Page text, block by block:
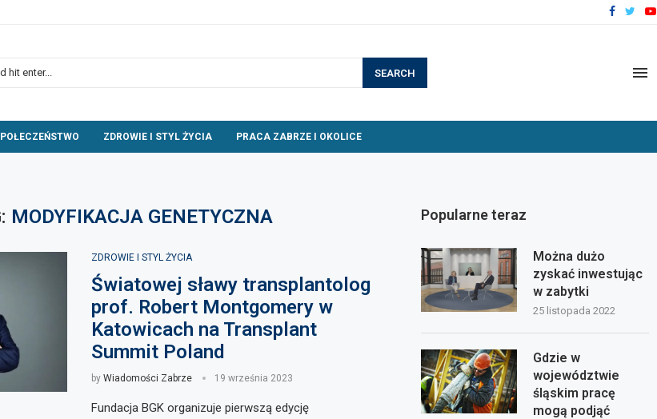
SEARCH
ZDROWIE I STYL ŻYCIA PRACA ZABRZE I OKOLICE
MODYFIKACJA GENETYCZNA
ZDROWIE I STYL ŻYCIA
Światowej sławy transplantolog
prof. Robert Montgomery w
Katowicach na Transplant
Summit Poland
by Wiadomości Zabrze 19 września 2023
Fundacja BGK organizuje pierwszą edycję
Popularne teraz
Można dużo
zyskać inwestując
w zabytki
25 listopada 2022
Gdzie w
województwie
śląskim pracę
mogą podjąć